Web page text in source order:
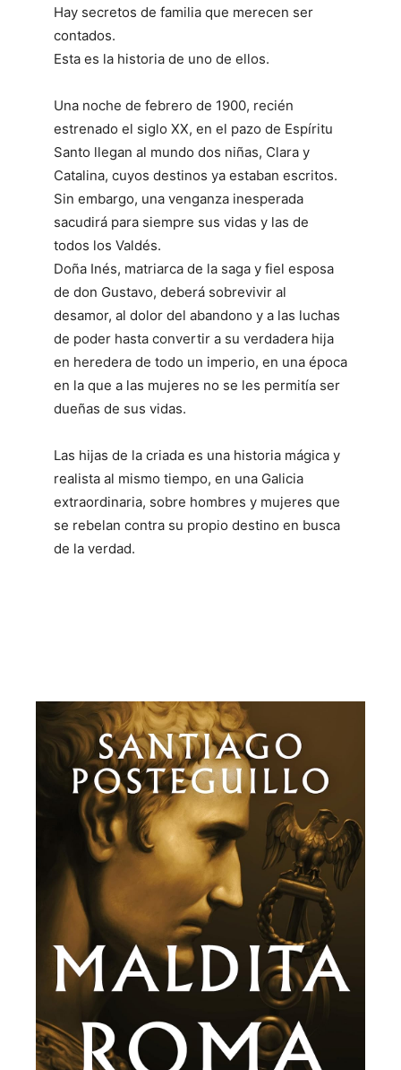
Hay secretos de familia que merecen ser
contados.
Esta es la historia de uno de ellos.
Una noche de febrero de 1900, recién
estrenado el siglo XX, en el pazo de Espíritu
Santo llegan al mundo dos niñas, Clara y
Catalina, cuyos destinos ya estaban escritos.
Sin embargo, una venganza inesperada
sacudirá para siempre sus vidas y las de
todos los Valdés.
Doña Inés, matriarca de la saga y fiel esposa
de don Gustavo, deberá sobrevivir al
desamor, al dolor del abandono y a las luchas
de poder hasta convertir a su verdadera hija
en heredera de todo un imperio, en una época
en la que a las mujeres no se les permitía ser
dueñas de sus vidas.
Las hijas de la criada es una historia mágica y
realista al mismo tiempo, en una Galicia
extraordinaria, sobre hombres y mujeres que
se rebelan contra su propio destino en busca
de la verdad.